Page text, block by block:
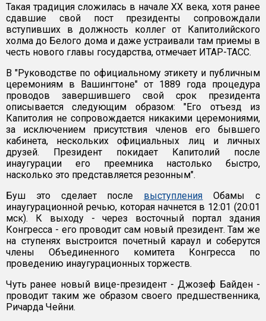
Такая традиция сложилась в начале XX века, хотя ранее
сдавшие свой пост президенты сопровождали
вступивших в должность коллег от Капитолийского
холма до Белого дома и даже устраивали там приемы в
честь нового главы государства, отмечает ИТАР-ТАСС.
В "Руководстве по официальному этикету и публичным
церемониям в Вашингтоне" от 1889 года процедура
проводов завершившего свой срок президента
описывается следующим образом: "Его отъезд из
Капитолия не сопровождается никакими церемониями,
за исключением присутствия членов его бывшего
кабинета, нескольких официальных лиц и личных
друзей. Президент покидает Капитолий после
инаугурации его преемника настолько быстро,
насколько это представляется резонным".
Буш это сделает после выступления Обамы с
инаугурационной речью, которая начнется в 12:01 (20:01
мск). К выходу - через восточный портал здания
Конгресса - его проводит сам новый президент. Там же
на ступенях выстроится почетный караул и соберутся
члены Объединенного комитета Конгресса по
проведению инаугурационных торжеств.
Чуть ранее новый вице-президент - Джозеф Байден -
проводит таким же образом своего предшественника,
Ричарда Чейни.